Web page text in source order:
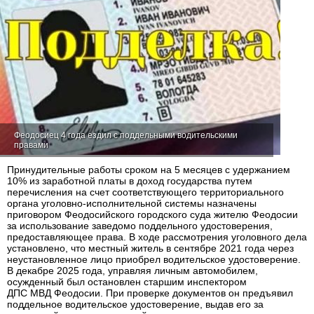
Феодосиец 4 года ездил с поддельными водительскими
правами
Принудительные работы сроком на 5 месяцев с удержанием
10% из заработной платы в доход государства путем
перечисления на счет соответствующего территориального
органа уголовно-исполнительной системы назначены
приговором Феодосийского городского суда жителю Феодосии
за использование заведомо поддельного удостоверения,
предоставляющее права. В ходе рассмотрения уголовного дела
установлено, что местный житель в сентябре 2021 года через
неустановленное лицо приобрел водительское удостоверение.
В декабре 2025 года, управляя личным автомобилем,
осужденный был остановлен старшим инспектором
ДПС МВД Феодосии. При проверке документов он предъявил
поддельное водительское удостоверение, выдав его за